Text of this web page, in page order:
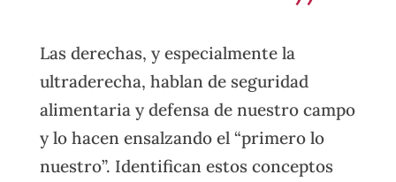
Las derechas, y especialmente la
ultraderecha, hablan de seguridad
alimentaria y defensa de nuestro campo
y lo hacen ensalzando el “primero lo
nuestro”. Identifican estos conceptos